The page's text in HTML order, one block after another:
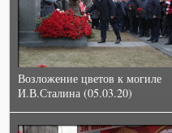
Возложение цветов к могиле
И.В.Сталина (05.03.20)